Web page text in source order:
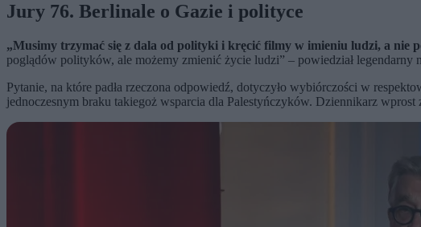
Jury 76. Berlinale o Gazie i polityce
„Musimy trzymać się z dala od polityki i kręcić filmy w imieniu ludzi, a nie
poglądów polityków, ale możemy zmienić życie ludzi” – powiedział
Pytanie, na które padła rzeczona odpowiedź, dotyczyło wybiórczości w
jednoczesnym braku takiegoż wsparcia dla Palestyńczyków. Dziennikarz